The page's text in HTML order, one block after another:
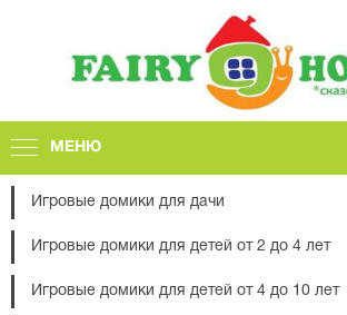
МЕНЮ
Игровые домики для дачи
Игровые домики для детей от 2 до 4 лет
Игровые домики для детей от 4 до 10 лет